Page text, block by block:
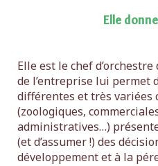
Elle
Elle est le chef
de l’entreprise lui permet
différentes et très variées
(zoologiques,
administratives…)
(et d’assumer !) des
développement et à la